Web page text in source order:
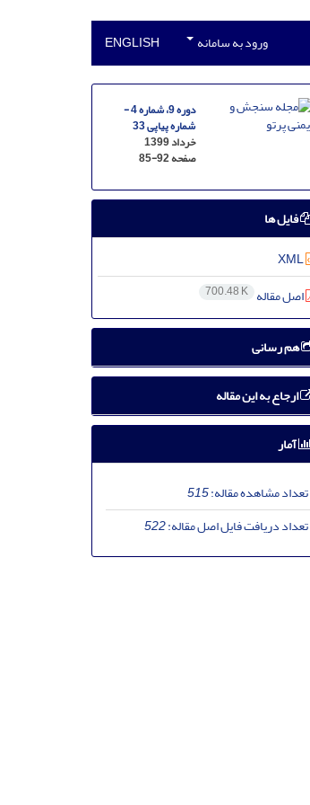
ورود به سامانه ENGLISH
دوره 9، شماره 4 -
شماره پیاپی 33
خرداد 1399
صفحه85-92
فایل ها
XML
اصل مقاله 700.48 K
هم رسانی
ارجاع به این مقاله
آمار
تعداد مشاهده مقاله:515
تعداد دریافت فایل اصل مقاله:522